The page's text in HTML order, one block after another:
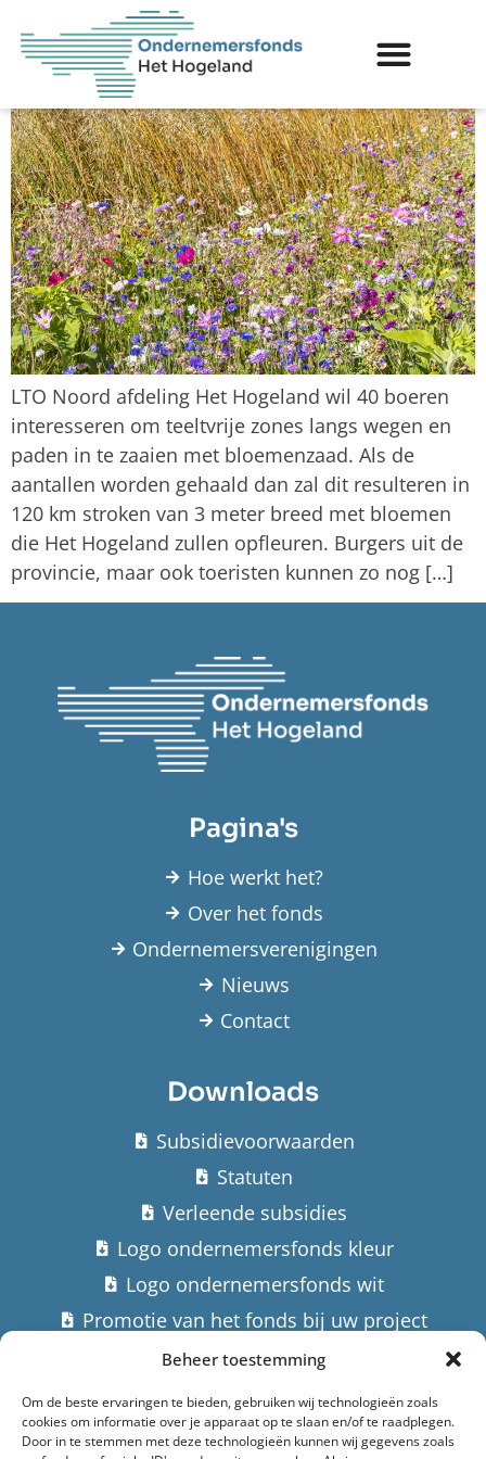
Beheer toestemming
Om de beste ervaringen te bieden, gebruiken wij technologieën zoals
cookies om informatie over je apparaat op te slaan en/of te raadplegen.
Door in te stemmen met deze technologieën kunnen wij gegevens zoals
kleurrijke akkerranden
LTO Noord afdeling Het Hogeland wil 40 boeren
interesseren om teeltvrije zones langs wegen en
paden in te zaaien met bloemenzaad. Als de
aantallen worden gehaald dan zal dit resulteren in
120 km stroken van 3 meter breed met bloemen
die Het Hogeland zullen opfleuren. Burgers uit de
provincie, maar ook toeristen kunnen zo nog […]
Pagina's
Hoe werkt het?
Over het fonds
Ondernemersverenigingen
Nieuws
Contact
Downloads
Subsidievoorwaarden
Statuten
Verleende subsidies
Logo ondernemersfonds kleur
Logo ondernemersfonds wit
Promotie van het fonds bij uw project
Contact
Stuur een email